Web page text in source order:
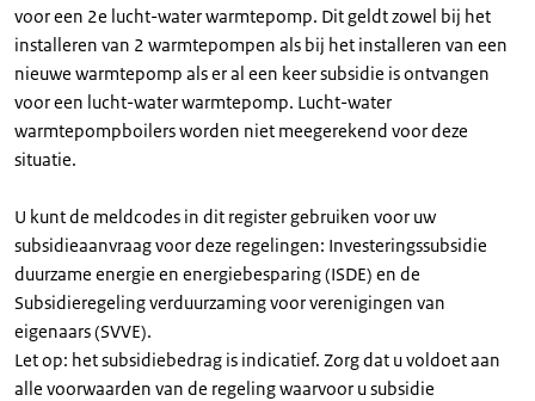
voor een 2e lucht-water warmtepomp. Dit geldt zowel bij het
installeren van 2 warmtepompen als bij het installeren van een
nieuwe warmtepomp als er al een keer subsidie is ontvangen
voor een lucht-water warmtepomp. Lucht-water
warmtepompboilers worden niet meegerekend voor deze
situatie.
U kunt de meldcodes in dit register gebruiken voor uw
subsidieaanvraag voor deze regelingen: Investeringssubsidie
duurzame energie en energiebesparing (ISDE) en de
Subsidieregeling verduurzaming voor verenigingen van
eigenaars (SVVE).
Let op: het subsidiebedrag is indicatief. Zorg dat u voldoet aan
alle voorwaarden van de regeling waarvoor u subsidie